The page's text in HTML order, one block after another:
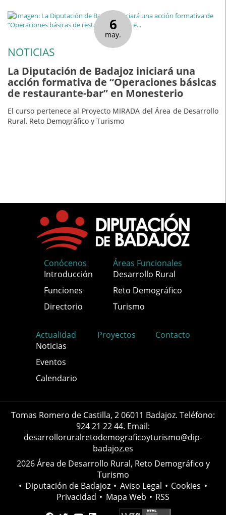
6
may.
NOTICIAS
La Diputación de Badajoz iniciará una
acción formativa de “Operaciones básicas
de restaurante-bar” en Monesterio
El curso pertenece al Proyecto MIRADA del Área de Desarrollo
Rural, Reto Demográfico y Turismo
Conócenos
Introducción
Funciones
Directorio
Áreas Funcionales
Desarrollo Rural
Reto Demográfico
Turismo
Actualidad
Noticias
Eventos
Calendario
Proyectos Contacto
Tomas Romero de Castilla, 2 06011 Badajoz. Teléfono:
924 21 22 44. Email:
desarrolloruralretodemograficoyturismo@dip-
badajoz.es
2026 Área de Desarrollo Rural, Reto Demográfico y
Turismo
• Diputación de Badajoz • Aviso Legal • Cookies •
Privacidad • Mapa Web • RSS